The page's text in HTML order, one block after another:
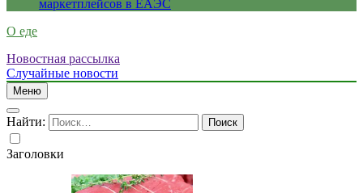
маркетплейсов в ЕАЭС
О еде
Новостная рассылка
Случайные новости
Меню
Найти:
Заголовки